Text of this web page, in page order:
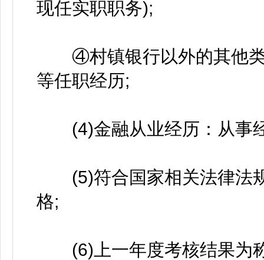
现任实职职务);
④村镇银行以外的其他类
等任职经历;
(4)金融从业经历：从事
(5)符合国家相关法律法
格;
(6)上一年度考核结果为